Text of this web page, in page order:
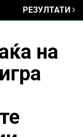
РЕЗУЛТАТИ
на